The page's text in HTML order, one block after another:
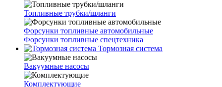
Топливные трубки/шланги
Форсунки топливные автомобильные
Форсунки топливные спецтехника
Тормозная система
Вакуумные насосы
Комплектующие